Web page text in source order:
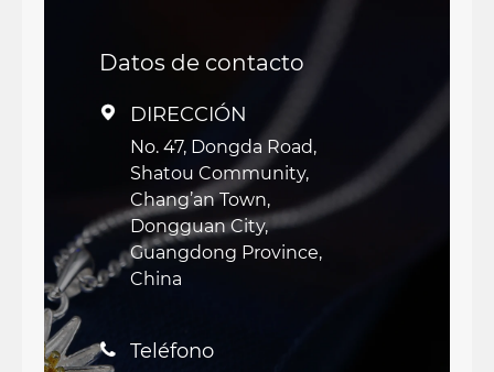
Datos de contacto
 DIRECCIÓN
No. 47, Dongda Road,
Shatou Community,
Chang’an Town,
Dongguan City,
Guangdong Province,
China
 Teléfono